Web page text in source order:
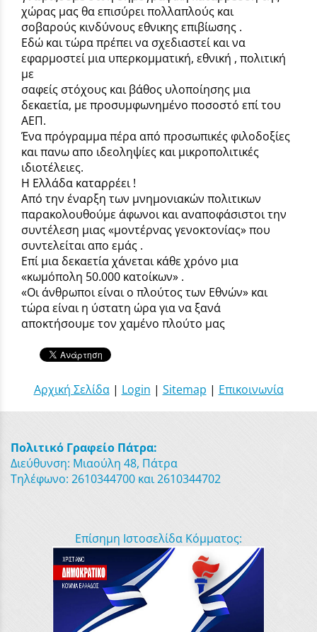
χώρας μας θα επισύρει πολλαπλούς και
σοβαρούς κινδύνους εθνικης επιβίωσης .
Εδώ και τώρα πρέπει να σχεδιαστεί και να
εφαρμοστεί μια υπερκομματική, εθνική , πολιτική
με
σαφείς στόχους και βάθος υλοποίησης μια
δεκαετία, με προσυμφωνημένο ποσοστό επί του
ΑΕΠ.
Ένα πρόγραμμα πέρα από προσωπικές φιλοδοξίες
και πανω απο ιδεοληψίες και μικροπολιτικές
ιδιοτέλειες.
Η Ελλάδα καταρρέει !
Από την έναρξη των μνημονιακών πολιτικων
παρακολουθούμε άφωνοι και αναποφάσιστοι την
συντέλεση μιας «μοντέρνας γενοκτονίας» που
συντελείται απο εμάς .
Επί μια δεκαετία χάνεται κάθε χρόνο μια
«κωμόπολη 50.000 κατοίκων» .
«Οι άνθρωποι είναι ο πλούτος των Εθνών» και
τώρα είναι η ύστατη ώρα για να ξανά
αποκτήσουμε τον χαμένο πλούτο μας
Αρχική Σελίδα| Login | Sitemap | Επικοινωνία
Πολιτικό Γραφείο Πάτρα:
Διεύθυνση: Μιαούλη 48, Πάτρα
Τηλέφωνο: 2610344700 και 2610344702
Επίσημη Ιστοσελίδα Κόμματος: